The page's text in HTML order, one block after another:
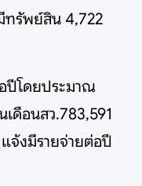
ทรัพย์สิน 4,722
ปีโดยประมาณ
ดือนสว.783,591
จ้งมีรายจ่ายต่อปี